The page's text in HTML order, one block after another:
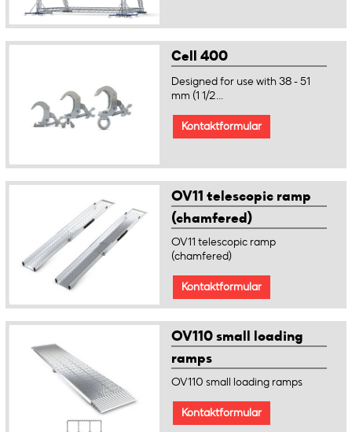
Cell 400
Designed for use with 38 - 51
mm (1 1/2...
Kontaktformular
OV11 telescopic ramp
(chamfered)
OV11 telescopic ramp
(chamfered)
Kontaktformular
OV110 small loading
ramps
OV110 small loading ramps
Kontaktformular